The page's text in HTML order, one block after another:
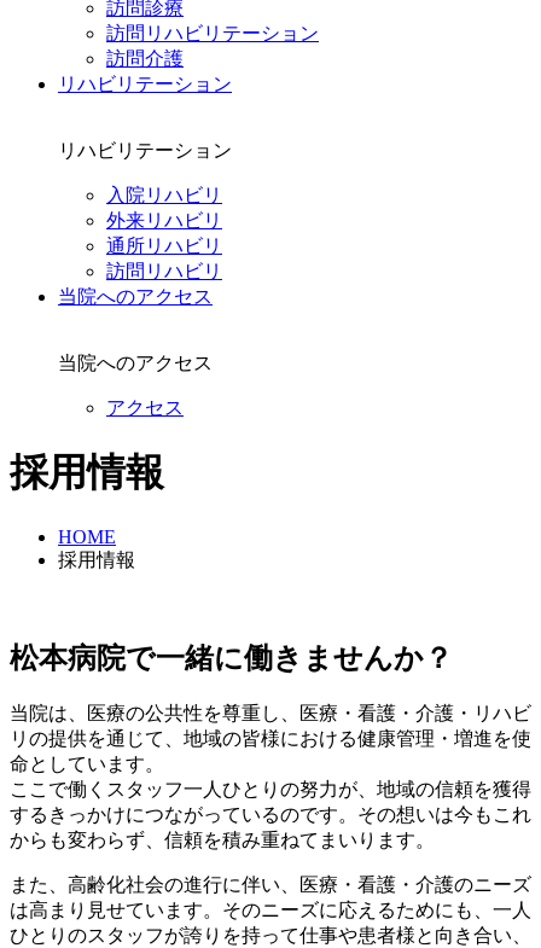
訪問診療
訪問リハビリテーション
訪問介護
リハビリテーション
リハビリテーション
入院リハビリ
外来リハビリ
通所リハビリ
訪問リハビリ
当院へのアクセス
当院へのアクセス
アクセス
採用情報
HOME
採用情報
松本病院で一緒に働きませんか？
当院は、医療の公共性を尊重し、医療・看護・介護・リハビ
リの提供を通じて、地域の皆様における健康管理・増進を使
命としています。
ここで働くスタッフ一人ひとりの努力が、地域の信頼を獲得
するきっかけにつながっているのです。その想いは今もこれ
からも変わらず、信頼を積み重ねてまいります。
また、高齢化社会の進行に伴い、医療・看護・介護のニーズ
は高まり見せています。そのニーズに応えるためにも、一人
ひとりのスタッフが誇りを持って仕事や患者様と向き合い、